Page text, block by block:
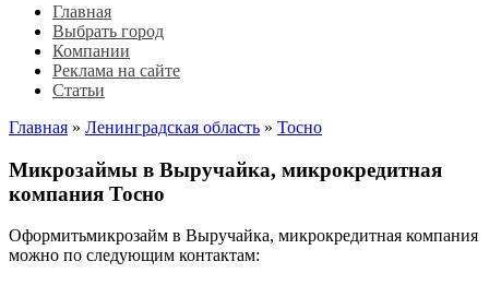
Главная
Выбрать город
Компании
Реклама на сайте
Статьи
Главная » Ленинградская область » Тосно
Микрозаймы в Выручайка, микрокредитная
компания Тосно
Оформитьмикрозайм в Выручайка, микрокредитная компания
можно по следующим контактам: